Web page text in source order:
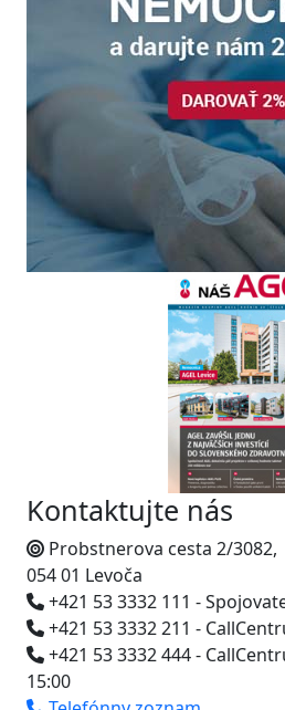
Kontaktujte nás
Probstnerova cesta 2/3082,
054 01 Levoča
+421 53 3332 111 -
+421 53 3332 211 -
+421 53 3332 444 -
15:00